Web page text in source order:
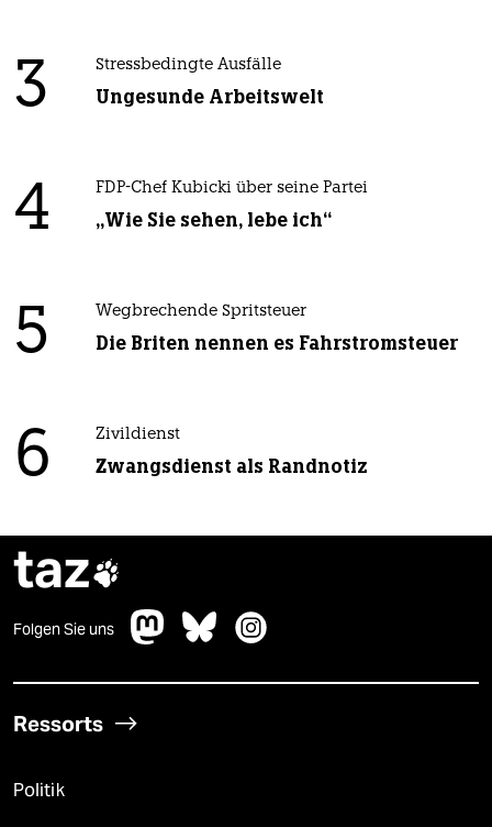
3 Stressbedingte Ausfälle
Ungesunde Arbeitswelt
4 FDP-Chef Kubicki über seine Partei
„Wie Sie sehen, lebe ich“
5 Wegbrechende Spritsteuer
Die Briten nennen es Fahrstromsteuer
6 Zivildienst
Zwangsdienst als Randnotiz
taz
Folgen Sie uns
Ressorts
Politik